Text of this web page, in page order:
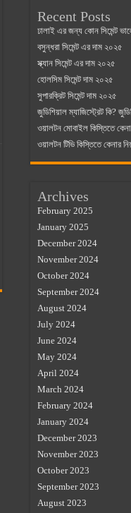
Recent Posts
ঢালাই এর জন্য কোন সিমেন্ট
বসুন্ধরা সিমেন্ট এর দাম ২০২৫
স্ক্যান সিমেন্ট এর দাম ২০২৫
হোলসিম সিমেন্ট দাম ২০২৫
সুপারক্রিট সিমেন্ট দাম ২০২৫
জুডিশিয়াল ম্যাজিস্ট্রেট কি?
ওয়ালটন মোবাইল কিস্তিতে
ওয়ালটন টিভি কিস্তিতে কেনার
Archives
February 2025
January 2025
December 2024
November 2024
October 2024
September 2024
August 2024
July 2024
June 2024
May 2024
April 2024
March 2024
February 2024
January 2024
December 2023
November 2023
October 2023
September 2023
August 2023